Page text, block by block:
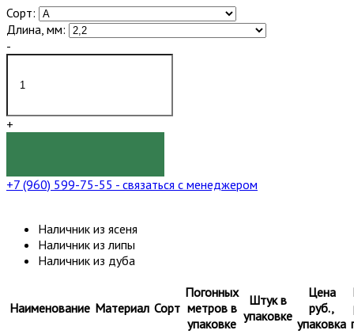
Сорт:
Длина, мм:
-
+
+7 (960) 599-75-55 - связаться с менеджером
Наличник из ясеня
Наличник из липы
Наличник из дуба
Наименование Материал Сорт
Погонных
метров в
упаковке
Штук в
упаковке
Цена
руб.,
упаковка